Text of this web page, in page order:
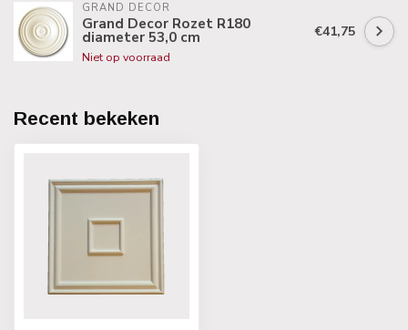
GRAND DECOR
Grand Decor Rozet R180
diameter 53,0 cm
Niet op voorraad
€41,75
Recent bekeken